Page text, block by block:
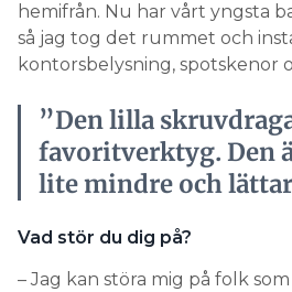
hemifrån. Nu har vårt yngsta
så jag tog det rummet och
kontorsbelysning, spotskenor
”Den lilla
favoritverktyg. Den
lite mindre och
Vad stör du dig på?
– Jag kan störa mig på folk